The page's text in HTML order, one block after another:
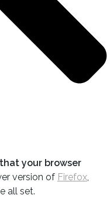
your browser
version of Firefox,
all set.